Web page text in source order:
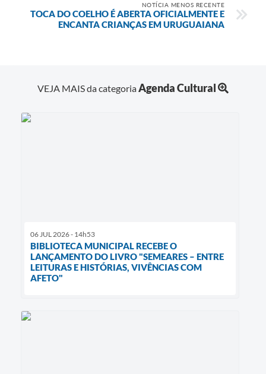
NOTÍCIA MENOS RECENTE
TOCA DO COELHO É ABERTA OFICIALMENTE E
ENCANTA CRIANÇAS EM URUGUAIANA
VEJA MAIS da categoriaAgenda Cultural
06 JUL 2026 - 14h53
BIBLIOTECA MUNICIPAL RECEBE O
LANÇAMENTO DO LIVRO "SEMEARES – ENTRE
LEITURAS E HISTÓRIAS, VIVÊNCIAS COM
AFETO"